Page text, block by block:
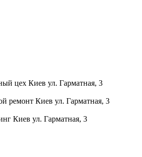
цех Киев ул. Гарматная, 3
ремонт Киев ул. Гарматная, 3
Киев ул. Гарматная, 3